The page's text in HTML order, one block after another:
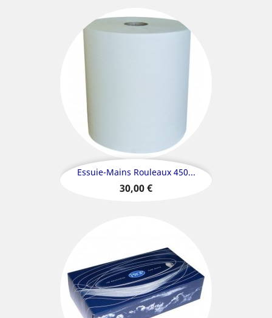
Essuie-Mains Rouleaux 450...
Prix
30,00 €